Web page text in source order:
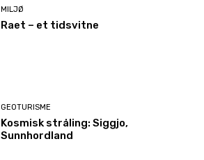
MILJØ
Raet – et tidsvitne
GEOTURISME
Kosmisk stråling: Siggjo,
Sunnhordland